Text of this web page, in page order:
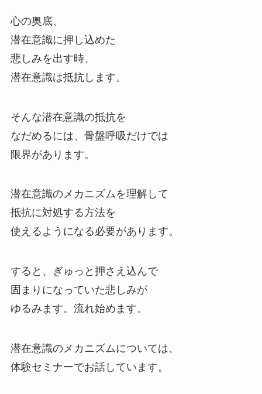
心の奥底、
潜在意識に押し込めた
悲しみを出す時、
潜在意識は抵抗します。
そんな潜在意識の抵抗を
なだめるには、骨盤呼吸だけでは
限界があります。
潜在意識のメカニズムを理解して
抵抗に対処する方法を
使えるようになる必要があります。
すると、ぎゅっと押さえ込んで
固まりになっていた悲しみが
ゆるみます。流れ始めます。
潜在意識のメカニズムについては、
体験セミナーでお話しています。